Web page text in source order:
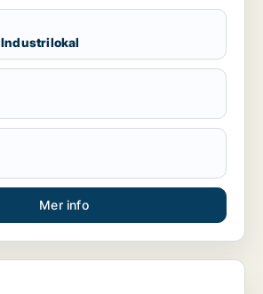
Industrilokal
Mer info
butik eller garage för